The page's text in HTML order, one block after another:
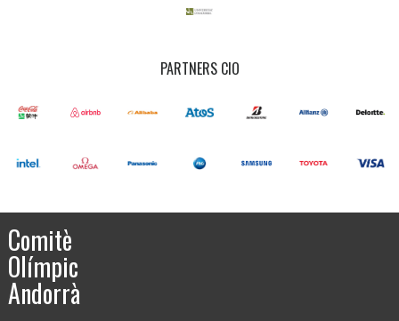
PARTNERS CIO
Comitè
Olímpic
Andorrà